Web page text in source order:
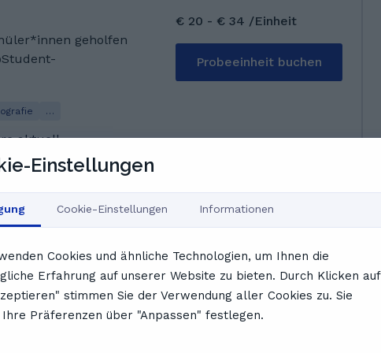
für alle Schulstufen
schon auf unsere
anschließend das
Meine
Neben dem
Jahre in einem
geholfen
…
aktuell
Bin aber ursprünglich
für Landwirtschaft
studiere aktuell
Fachgebiete sind
Ernährung. Jedoch
€ 20 - € 34 /Einheit
Probeeinheit buchen
2 3 4
Einstellungen
Cookie-Einstellungen Informationen
Cookies und ähnliche Technologien, um Ihnen die
Erfahrung auf unserer Website zu bieten. Durch Klicken auf
stimmen Sie der Verwendung aller Cookies zu. Sie
Ihre Präferenzen über "Anpassen" festlegen.